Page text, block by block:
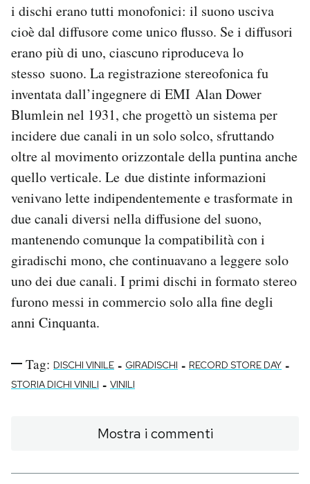
i dischi erano tutti monofonici: il suono usciva
cioè dal diffusore come unico flusso. Se i diffusori
erano più di uno, ciascuno riproduceva lo
stesso suono. La registrazione stereofonica fu
inventata dall’ingegnere di EMI Alan Dower
Blumlein nel 1931, che progettò un sistema per
incidere due canali in un solo solco, sfruttando
oltre al movimento orizzontale della puntina anche
quello verticale. Le due distinte informazioni
venivano lette indipendentemente e trasformate in
due canali diversi nella diffusione del suono,
mantenendo comunque la compatibilità con i
giradischi mono, che continuavano a leggere solo
uno dei due canali. I primi dischi in formato stereo
furono messi in commercio solo alla fine degli
anni Cinquanta.
Tag: DISCHI VINILE - GIRADISCHI - RECORD STORE DAY -
STORIA DICHI VINILI - VINILI
Mostra i commenti